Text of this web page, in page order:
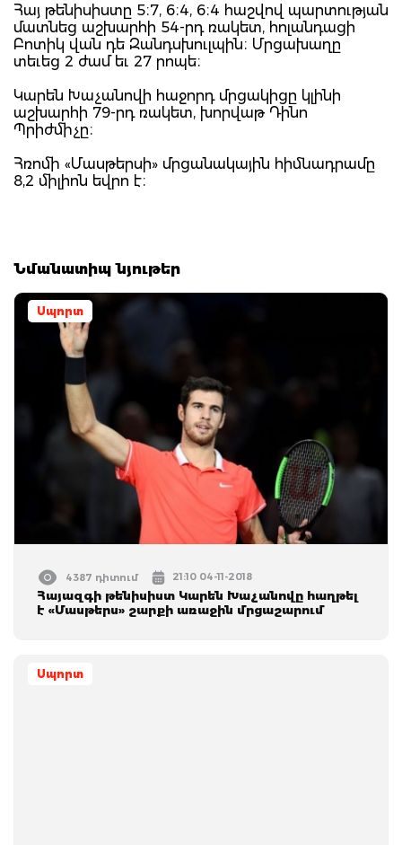
Հայ թենիսիստը 5։7, 6։4, 6։4 հաշվով պարտության
մատնեց աշխարհի 54-րդ ռակետ, հոլանդացի
Բոտիկ վան դե Զանդսխուլպին։ Մրցախաղը
տեւեց 2 ժամ եւ 27 րոպե։
Կարեն Խաչանովի հաջորդ մրցակիցը կլինի
աշխարհի 79-րդ ռակետ, խորվաթ Դինո
Պրիժմիչը։
Հռոմի «Մասթերսի» մրցանակային հիմնադրամը
8,2 միլիոն եվրո է։
Նմանատիպ նյութեր
Սպորտ
4387 դիտում 21:10 04-11-2018
Հայազգի թենիսիստ Կարեն Խաչանովը հաղթել
է «Մասթերս» շարքի առաջին մրցաշարում
Սպորտ